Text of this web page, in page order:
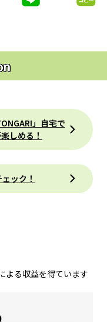
」自宅で
しめる！
ック！
よる収益を得ています